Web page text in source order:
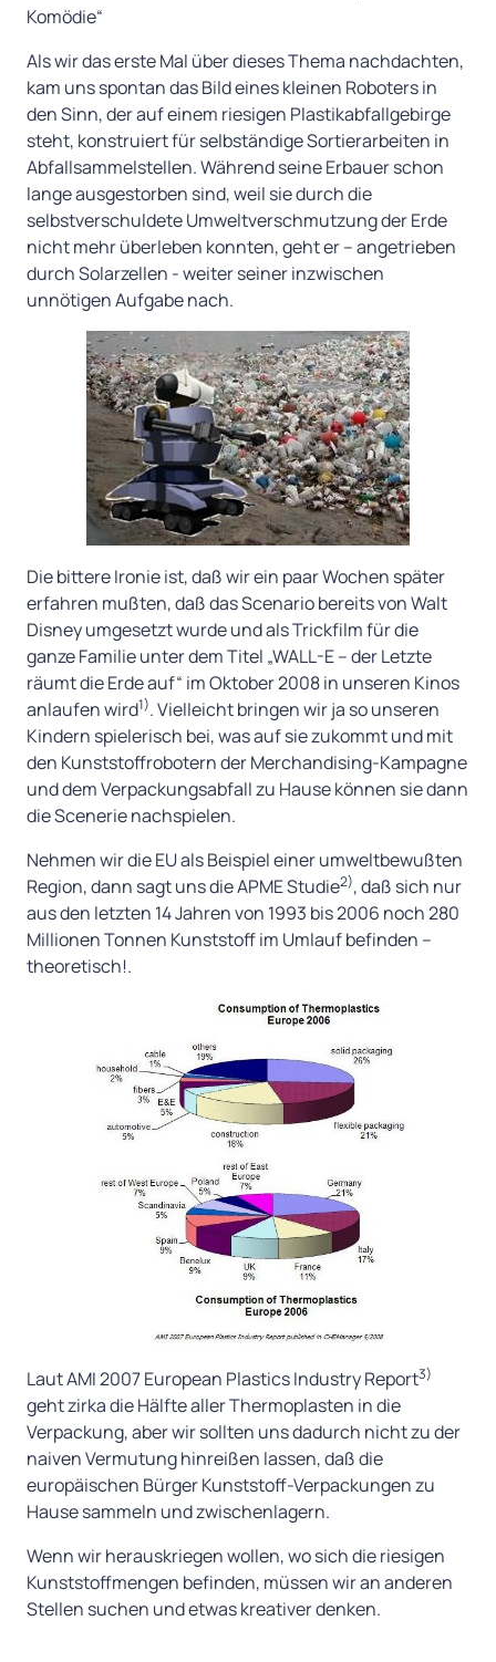
Komödie“
Als wir das erste Mal über dieses Thema nachdachten,
kam uns spontan das Bild eines kleinen Roboters in
den Sinn, der auf einem riesigen Plastikabfallgebirge
steht, konstruiert für selbständige Sortierarbeiten in
Abfallsammelstellen. Während seine Erbauer schon
lange ausgestorben sind, weil sie durch die
selbstverschuldete Umweltverschmutzung der Erde
nicht mehr überleben konnten, geht er – angetrieben
durch Solarzellen - weiter seiner inzwischen
unnötigen Aufgabe nach.
Die bittere Ironie ist, daß wir ein paar Wochen später
erfahren mußten, daß das Scenario bereits von Walt
Disney umgesetzt wurde und als Trickfilm für die
ganze Familie unter dem Titel „WALL-E – der Letzte
räumt die Erde auf“ im Oktober 2008 in unseren Kinos
anlaufen wird1). Vielleicht bringen wir ja so unseren
Kindern spielerisch bei, was auf sie zukommt und mit
den Kunststoffrobotern der Merchandising-Kampagne
und dem Verpackungsabfall zu Hause können sie dann
die Scenerie nachspielen.
Nehmen wir die EU als Beispiel einer umweltbewußten
Region, dann sagt uns die APME Studie2), daß sich nur
aus den letzten 14 Jahren von 1993 bis 2006 noch 280
Millionen Tonnen Kunststoff im Umlauf befinden –
theoretisch!.
Laut AMI 2007 European Plastics Industry Report3)
geht zirka die Hälfte aller Thermoplasten in die
Verpackung, aber wir sollten uns dadurch nicht zu der
naiven Vermutung hinreißen lassen, daß die
europäischen Bürger Kunststoff-Verpackungen zu
Hause sammeln und zwischenlagern.
Wenn wir herauskriegen wollen, wo sich die riesigen
Kunststoffmengen befinden, müssen wir an anderen
Stellen suchen und etwas kreativer denken.